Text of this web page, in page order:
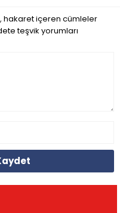
hakaret içeren cümleler
teşvik yorumları